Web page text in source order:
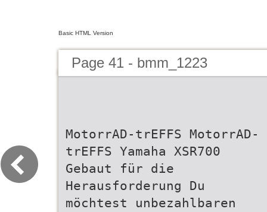
Basic HTML Version
Page 41 - bmm_1223
MotorrAD-trEFFS MotorrAD-
trEFFS Yamaha XSR700
Gebaut für die
Herausforderung Du
möchtest unbezahlbaren